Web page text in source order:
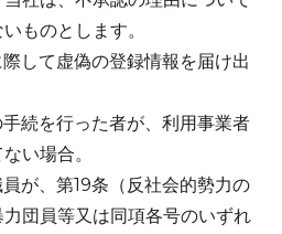
ものとします。
して虚偽の登録情報を届け出
続を行った者が、利用事業者
い場合。
が、第19条（反社会的勢力の
団員等又は同項各号のいずれ